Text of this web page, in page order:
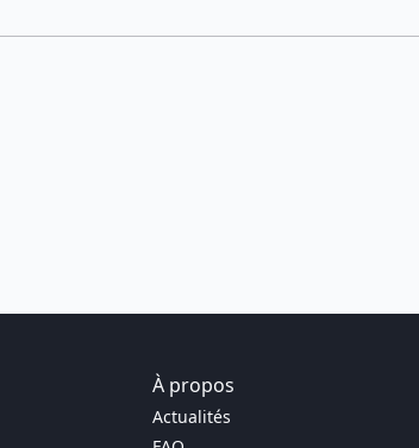
À propos
Actualités